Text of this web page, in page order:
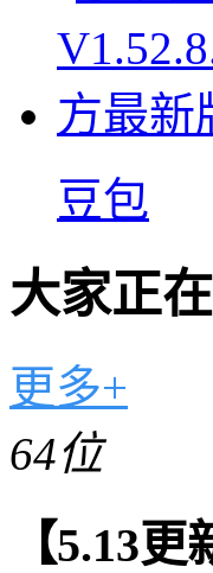
豆包
大家正
更多+
64位
【5.13